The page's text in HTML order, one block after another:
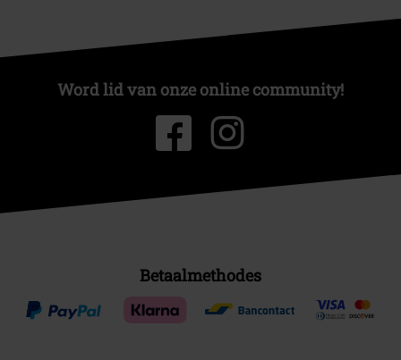
Word lid van onze online community!
Betaalmethodes